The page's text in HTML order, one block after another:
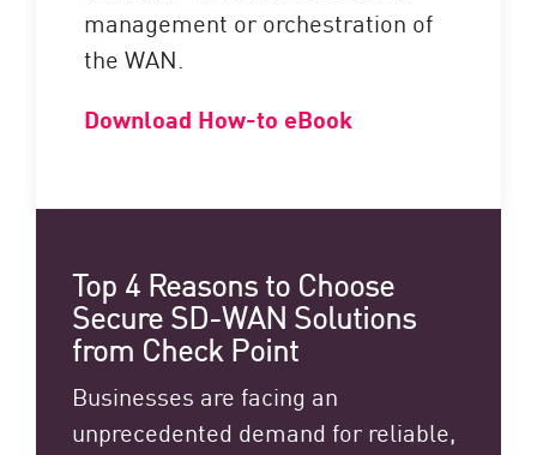
management or orchestration of
the WAN.
Download How-to eBook
Top 4 Reasons to Choose
Secure SD-WAN Solutions
from Check Point
Businesses are facing an
unprecedented demand for reliable,